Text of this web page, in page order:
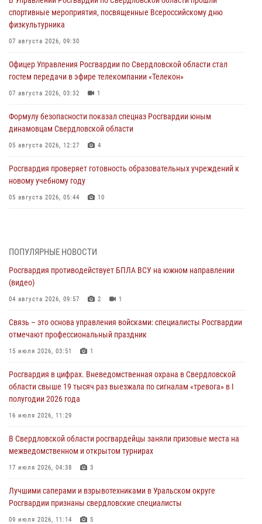
спортивные мероприятия, посвященные Всероссийскому дню
физкультурника
07 августа 2026, 09:30
Офицер Управления Росгвардии по Свердловской области стал
гостем передачи в эфире телекомпании «Телекон»
07 августа 2026, 03:32 1
Формулу безопасности показал спецназ Росгвардии юным
динамовцам Свердловской области
05 августа 2026, 12:27 4
Росгвардия проверяет готовность образовательных учреждений к
новому учебному году
05 августа 2026, 05:44 10
04 августа 2026, 09:57 2
Росгвардия приняла участие в обеспечении безопасности Дня
города в Екатеринбурге
03 августа 2026, 07:43 3
Росгвардия приняла участие в межведомственном
антитеррористическом учении в Свердловской области
31 июля 2026, 12:27 1
Росгвардия обеспечивает безопасность граждан на южном
направлении
31 июля 2026, 06:56
рассказал об итогах работы подразделения в эфире телекомпании
«Телекон»
30 июля 2026, 11:33 1
ПОПУЛЯРНЫЕ НОВОСТИ
Росгвардия противодействует БПЛА ВСУ на южном направлении
(видео)
04 августа 2026, 09:57 2 1
Связь – это основа управления войсками: специалисты Росгвардии
отмечают профессиональный праздник
15 июля 2026, 03:51 1
Росгвардия в цифрах. Вневедомственная охрана в Свердловской
области свыше 19 тысяч раз выезжала по сигналам «тревога» в I
полугодии 2026 года
16 июля 2026, 11:29
В Свердловской области росгвардейцы заняли призовые места на
межведомственном и открытом турнирах
17 июля 2026, 04:38 3
Лучшими саперами и взрывотехниками в Уральском округе
Росгвардии признаны свердловские специалисты
09 июля 2026, 11:14 5